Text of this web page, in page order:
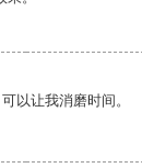
以让我消磨时间。